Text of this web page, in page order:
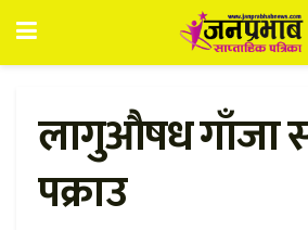
लागुऔषध गाँजा
पक्राउ